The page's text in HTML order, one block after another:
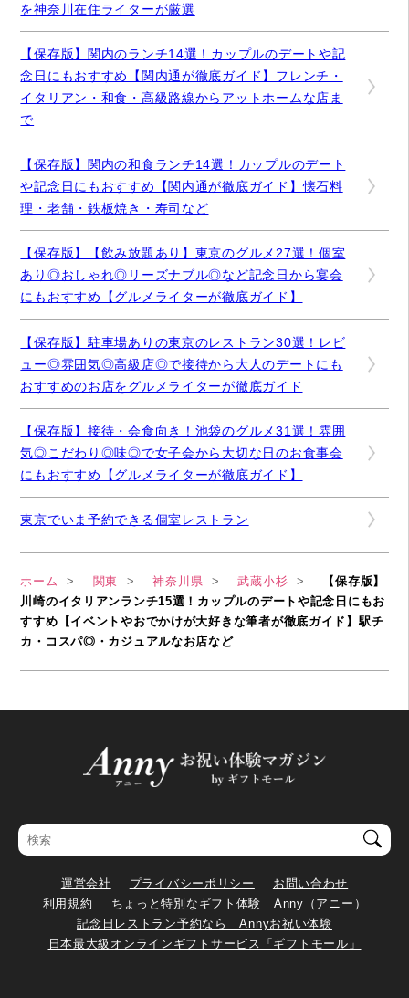
を神奈川在住ライターが厳選
【保存版】関内のランチ14選！カップルのデートや記
念日にもおすすめ【関内通が徹底ガイド】フレンチ・
イタリアン・和食・高級路線からアットホームな店ま
で
【保存版】関内の和食ランチ14選！カップルのデート
や記念日にもおすすめ【関内通が徹底ガイド】懐石料
理・老舗・鉄板焼き・寿司など
【保存版】【飲み放題あり】東京のグルメ27選！個室
あり◎おしゃれ◎リーズナブル◎など記念日から宴会
にもおすすめ【グルメライターが徹底ガイド】
【保存版】駐車場ありの東京のレストラン30選！レビ
ュー◎雰囲気◎高級店◎で接待から大人のデートにも
おすすめのお店をグルメライターが徹底ガイド
【保存版】接待・会食向き！池袋のグルメ31選！雰囲
気◎こだわり◎味◎で女子会から大切な日のお食事会
にもおすすめ【グルメライターが徹底ガイド】
東京でいま予約できる個室レストラン
ホーム 関東 神奈川県 武蔵小杉
【保存版】
川崎のイタリアンランチ15選！カップルのデートや記念日にもお
すすめ【イベントやおでかけが大好きな筆者が徹底ガイド】駅チ
カ・コスパ◎・カジュアルなお店など
運営会社 プライバシーポリシー
お問い合わせ
利用規約
ちょっと特別なギフト体験 Anny（アニー）
記念日レストラン予約なら Annyお祝い体験
日本最大級オンラインギフトサービス「ギフトモール」